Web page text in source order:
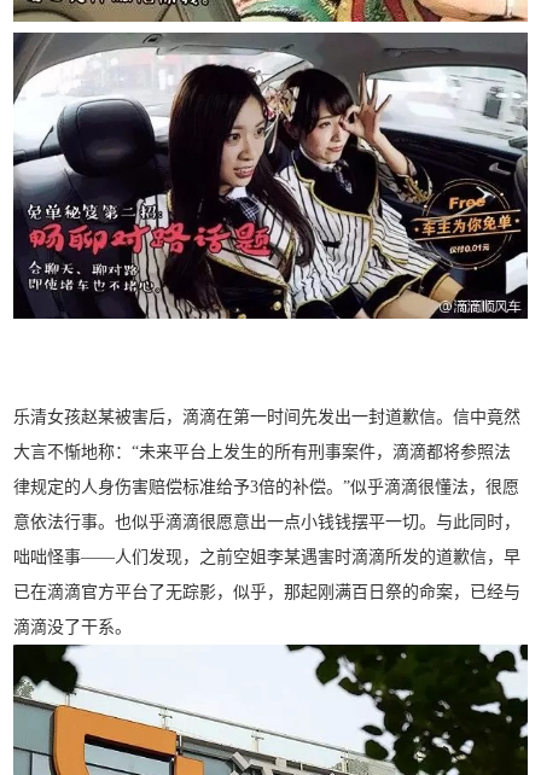
乐清女孩赵某被害后，滴滴在第一时间先发出一封道歉信。信中竟然
大言不惭地称：“未来平台上发生的所有刑事案件，滴滴都将参照法
律规定的人身伤害赔偿标准给予3倍的补偿。”似乎滴滴很懂法，很愿
意依法行事。也似乎滴滴很愿意出一点小钱钱摆平一切。与此同时，
咄咄怪事——人们发现，之前空姐李某遇害时滴滴所发的道歉信，早
已在滴滴官方平台了无踪影，似乎，那起刚满百日祭的命案，已经与
滴滴没了干系。